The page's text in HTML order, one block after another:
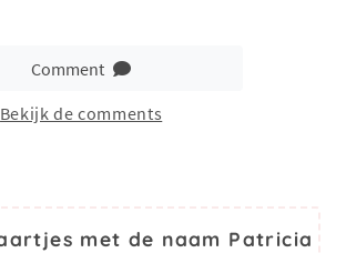
Comment
Bekijk de comments
met de naam Patricia